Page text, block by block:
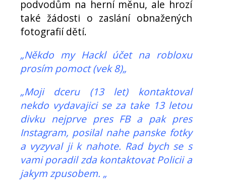
podvodům na herní měnu, ale hrozí
také žádosti o zaslání obnažených
fotografií dětí.
„Někdo my Hackl účet na robloxu
prosím pomoct (vek 8)„
„Moji dceru (13 let) kontaktoval
nekdo vydavajici se za take 13 letou
divku nejprve pres FB a pak pres
Instagram, posilal nahe panske fotky
a vyzyval ji k nahote. Rad bych se s
vami poradil zda kontaktovat Policii a
jakym zpusobem. „